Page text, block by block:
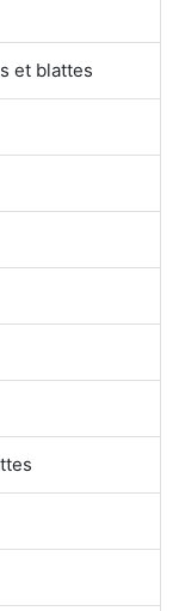
et blattes